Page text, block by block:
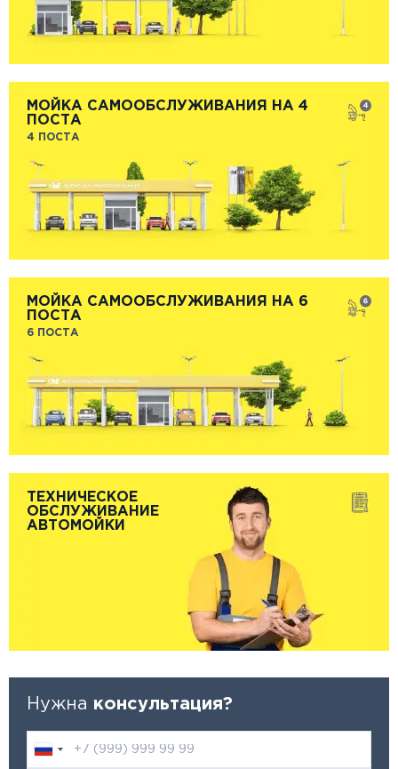
МОЙКА САМООБСЛУЖИВАНИЯ НА 4
ПОСТА
4 ПОСТА
МОЙКА САМООБСЛУЖИВАНИЯ НА 6
ПОСТА
6 ПОСТА
ТЕХНИЧЕСКОЕ
ОБСЛУЖИВАНИЕ
АВТОМОЙКИ
Нужна консультация?